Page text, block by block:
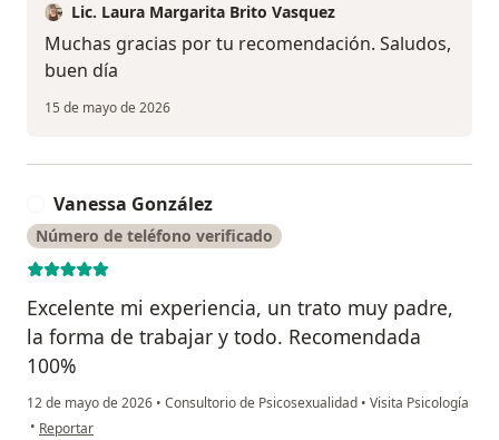
Lic. Laura Margarita Brito Vasquez
Muchas gracias por tu recomendación. Saludos,
buen día
15 de mayo de 2026
Vanessa González
Número de teléfono verificado
Excelente mi experiencia, un trato muy padre,
la forma de trabajar y todo. Recomendada
100%
12 de mayo de 2026 • Consultorio de Psicosexualidad • Visita Psicología
• en opinión del usuario Vanessa González
Reportar